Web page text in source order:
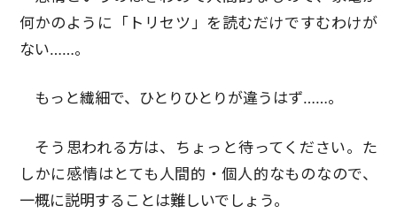
何かのように「トリセツ」を読むだけですむわけが
ない……。
もっと繊細で、ひとりひとりが違うはず……。
そう思われる方は、ちょっと待ってください。た
しかに感情はとても人間的・個人的なものなので、
一概に説明することは難しいでしょう。